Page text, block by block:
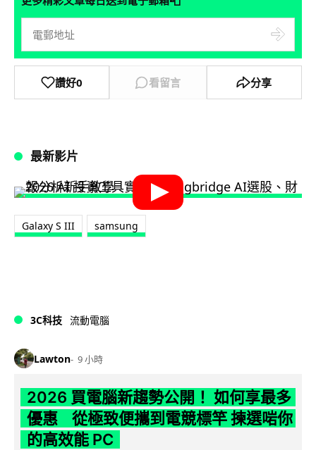
讚好0 看留言 分享
最新影片
Galaxy S III samsung
3C科技 流動電腦
Lawton 9 小時
2026 買電腦新趨勢公開！ 如何享最多
優惠 從極致便攜到電競標竿 揀選啱你
的高效能 PC